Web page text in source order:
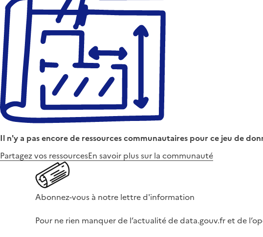
Il n'y a pas encore de ressources communautaires pour ce jeu de
Partagez vos ressourcesEn savoir plus sur la communauté
Abonnez-vous à notre lettre d'information
Pour ne rien manquer de l’actualité de data.gouv.fr et de